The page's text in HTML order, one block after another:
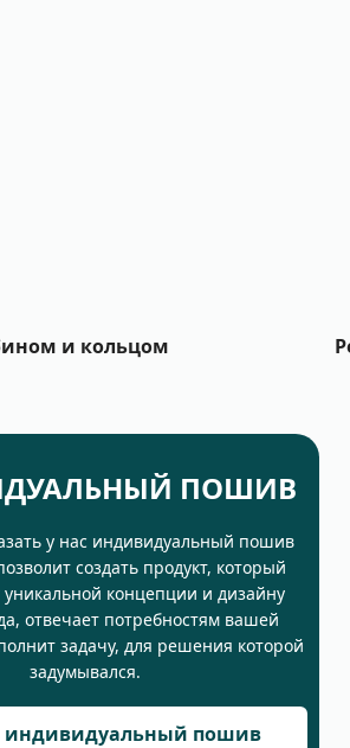
и кольцом
ПОШИВ
у нас индивидуальный пошив
создать продукт, который
уникальной концепции и дизайну
отвечает потребностям вашей
задачу, для решения которой
задумывался.
индивидуальный пошив